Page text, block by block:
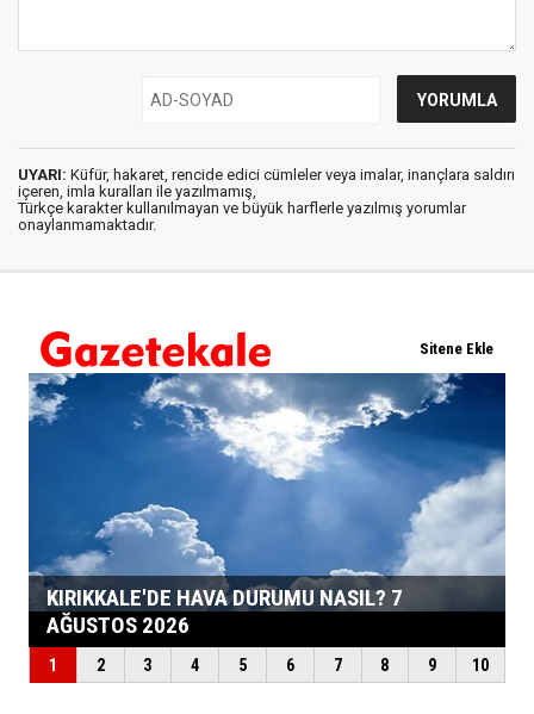
UYARI: Küfür, hakaret, rencide edici cümleler veya imalar, inançlara saldırı
içeren, imla kuralları ile yazılmamış,
Türkçe karakter kullanılmayan ve büyük harflerle yazılmış yorumlar
onaylanmamaktadır.